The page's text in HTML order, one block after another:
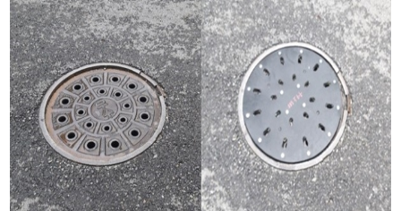
되는 엑스포（EXPO）로, 유럽 현지 바이어를 비롯해 세계한인무역협
회（월드 옥타） 1,200명의 바이어가 참여하는 비즈니스 교류의 장이
다.해당 대회는 △전시회 △음악